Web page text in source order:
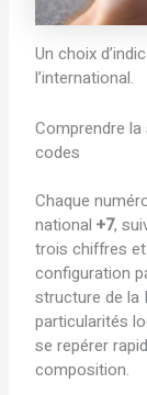
Un choix
l’international.
Comprendre
codes
Chaque
national+7,
trois chiffres
configuration
structure de la
particularités
se repérer
composition.